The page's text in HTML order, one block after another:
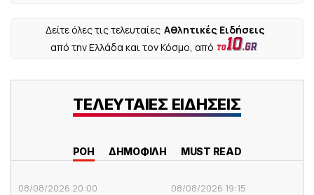
Δείτε όλες τις τελευταίες Αθλητικές Ειδήσεις
από την Ελλάδα και τον Κόσμο, από
ΤΕΛΕΥΤΑΙΕΣ ΕΙΔΗΣΕΙΣ
ΡΟΗ ΔΗΜΟΦΙΛΗ MUST READ
08/08/2026 20:00 08/08/2026 19:15